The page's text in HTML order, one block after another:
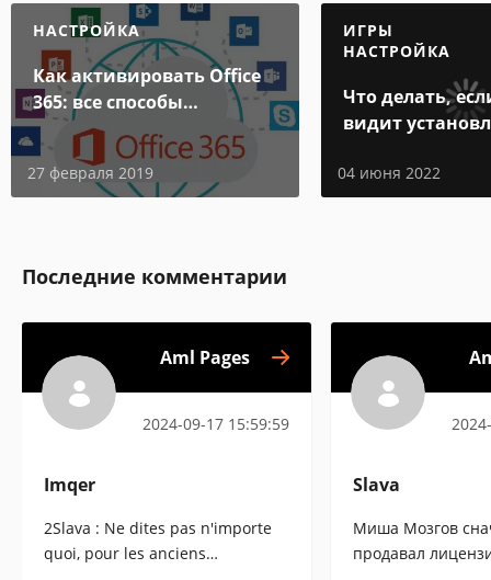
НАСТРОЙКА
Как активировать Office
365: все способы
активации
27 февраля 2019
ИГРЫ
НАСТРОЙКА
Что делать,
видит
04 июня 2022
Последние комментарии
Aml Pages
2024-09-17 15:59:59
Imqer
2Slava : Ne dites pas n'importe
quoi, pour les anciens
Slava
Миша Мозгов
продавал